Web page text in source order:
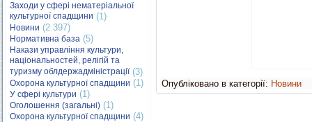
Заходи у сфері нематеріальної
культурної спадщини (1)
Новини (2 397)
Нормативна база (5)
Накази управління культури,
національностей, релігій та
туризму облдержадміністрації(3)
Охорона культурної спадщини (1)
У сфері культури (1)
Оголошення (загальні) (1)
Охорона культурної спадщини (4)
Опубліковано в категорії: Новини